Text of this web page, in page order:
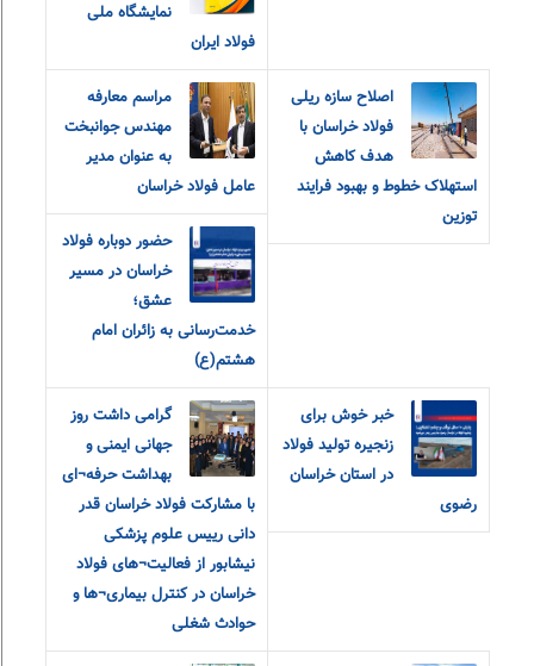
نمایشگاه ملی
فولاد ایران
اصلاح سازه ریلی
فولاد خراسان با
هدف کاهش
استهلاک خطوط و بهبود فرایند
توزین
مراسم معارفه
مهندس جوانبخت
به عنوان مدیر
عامل فولاد خراسان
حضور دوباره فولاد
خراسان در مسیر
عشق؛
خدمت‌رسانی به زائران امام
هشتم(ع)
خبر خوش برای
زنجیره تولید فولاد
در استان خراسان
رضوی
گرامی داشت روز
جهانی ایمنی و
بهداشت حرفه¬ای
با مشارکت فولاد خراسان قدر
دانی رییس علوم پزشکی
نیشابور از فعالیت¬های فولاد
خراسان در کنترل بیماری¬ها و
حوادث شغلی